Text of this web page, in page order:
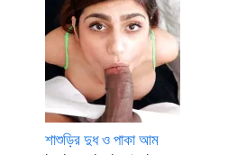
শাশুড়ির দুধ ও পাকা আম